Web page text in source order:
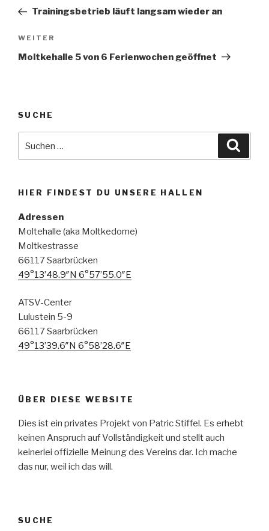
Beitrag
Trainingsbetrieb läuft langsam wieder an
Nächster
Beitrag
WEITER
Moltkehalle 5 von 6 Ferienwochen geöffnet
SUCHE
nach:
HIER FINDEST DU UNSERE HALLEN
Adressen
Moltehalle (aka Moltkedome)
Moltkestrasse
66117 Saarbrücken
49°13’48.9″N 6°57’55.0″E
ATSV-Center
Lulustein 5-9
66117 Saarbrücken
49°13’39.6″N 6°58’28.6″E
ÜBER DIESE WEBSITE
Dies ist ein privates Projekt von Patric Stiffel. Es erhebt
keinen Anspruch auf Vollständigkeit und stellt auch
keinerlei offizielle Meinung des Vereins dar. Ich mache
das nur, weil ich das will.
SUCHE